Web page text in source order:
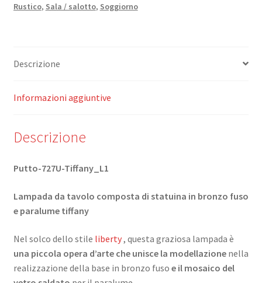
Rustico, Sala / salotto, Soggiorno
Descrizione
Informazioni aggiuntive
Descrizione
Putto-727U-Tiffany_L1
Lampada da tavolo composta di statuina in bronzo fuso
e paralume tiffany
Nel solco dello stile liberty, questa graziosa lampada è
una piccola opera d’arte che unisce la modellazionenella
realizzazione della base in bronzo fuso e il mosaico del